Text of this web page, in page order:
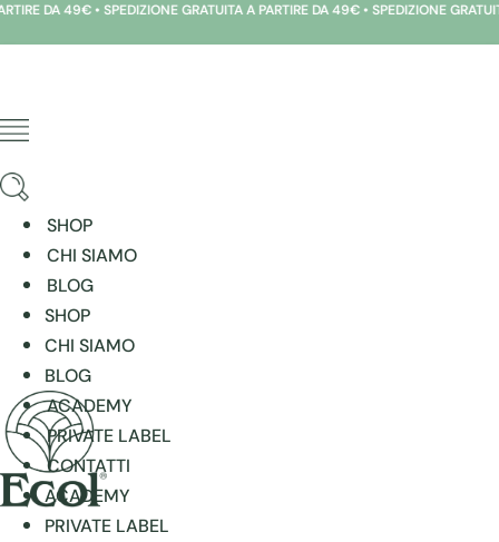
Vai
al
49€ • SPEDIZIONE GRATUITA A PARTIRE DA 49€ • SPEDIZIONE
SHOP
CHI SIAMO
BLOG
SHOP
CHI SIAMO
BLOG
ACADEMY
PRIVATE LABEL
CONTATTI
ACADEMY
PRIVATE LABEL